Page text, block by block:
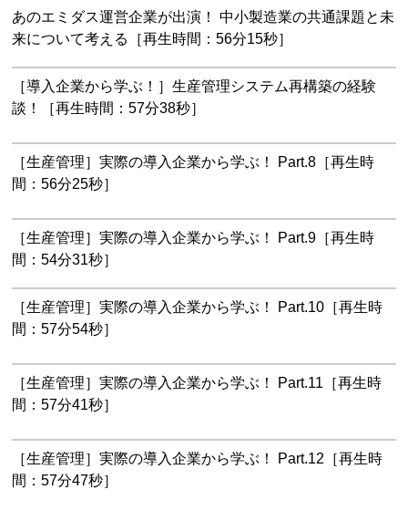
あのエミダス運営企業が出演！ 中小製造業の共通課題と未
来について考える［再生時間：56分15秒］
［導入企業から学ぶ！］生産管理システム再構築の経験
談！［再生時間：57分38秒］
［生産管理］実際の導入企業から学ぶ！ Part.8［再生時
間：56分25秒］
［生産管理］実際の導入企業から学ぶ！ Part.9［再生時
間：54分31秒］
［生産管理］実際の導入企業から学ぶ！ Part.10［再生時
間：57分54秒］
［生産管理］実際の導入企業から学ぶ！ Part.11［再生時
間：57分41秒］
［生産管理］実際の導入企業から学ぶ！ Part.12［再生時
間：57分47秒］